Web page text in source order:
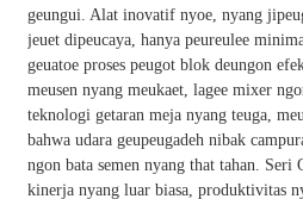
geungui. Alat inovatif nyoe, nyang
jeuet dipeucaya, hanya peureulee
geuatoe proses peugot blok deungon
meusen nyang meukaet, lagee mixer
teknologi getaran meja nyang teuga,
bahwa udara geupeugadeh nibak
ngon bata semen nyang that tahan. Seri
kinerja nyang luar biasa, produktivitas